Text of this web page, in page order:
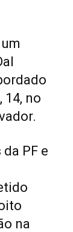
14, no
PF e
na